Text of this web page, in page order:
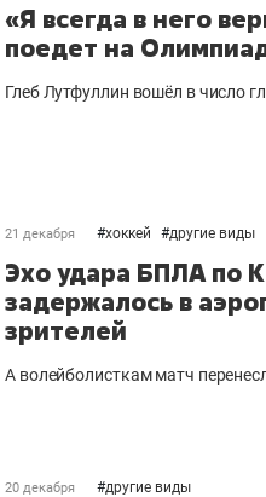
«Я всегда в него
поедет на
Глеб Лутфуллин вошёл в число
21 декабря #хоккей #другие виды
Эхо удара БПЛА по
задержалось в
зрителей
А волейболисткам матч
20 декабря #другие виды